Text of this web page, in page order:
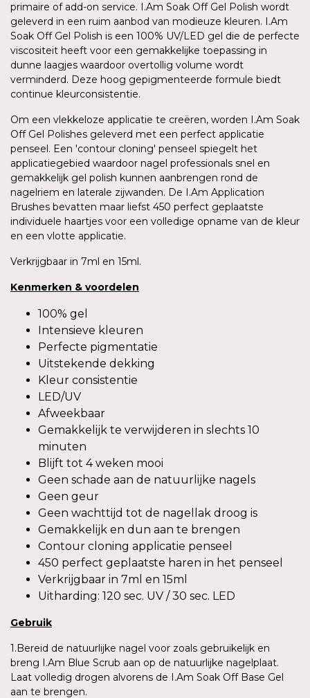
primaire of add-on service. I.Am Soak Off Gel Polish wordt
geleverd in een ruim aanbod van modieuze kleuren. I.Am
Soak Off Gel Polish is een 100% UV/LED gel die de perfecte
viscositeit heeft voor een gemakkelijke toepassing in
dunne laagjes waardoor overtollig volume wordt
verminderd. Deze hoog gepigmenteerde formule biedt
continue kleurconsistentie.
Om een vlekkeloze applicatie te creëren, worden I.Am Soak
Off Gel Polishes geleverd met een perfect applicatie
penseel. Een 'contour cloning' penseel spiegelt het
applicatiegebied waardoor nagel professionals snel en
gemakkelijk gel polish kunnen aanbrengen rond de
nagelriem en laterale zijwanden. De I.Am Application
Brushes bevatten maar liefst 450 perfect geplaatste
individuele haartjes voor een volledige opname van de kleur
en een vlotte applicatie.
Verkrijgbaar in 7ml en 15ml.
Kenmerken & voordelen
100% gel
Intensieve kleuren
Perfecte pigmentatie
Uitstekende dekking
Kleur consistentie
LED/UV
Afweekbaar
Gemakkelijk te verwijderen in slechts 10
minuten
Blijft tot 4 weken mooi
Geen schade aan de natuurlijke nagels
Geen geur
Geen wachttijd tot de nagellak droog is
Gemakkelijk en dun aan te brengen
Contour cloning applicatie penseel
450 perfect geplaatste haren in het penseel
Verkrijgbaar in 7ml en 15ml
Uitharding: 120 sec. UV / 30 sec. LED
Gebruik
1.Bereid de natuurlijke nagel voor zoals gebruikelijk en
breng I.Am Blue Scrub aan op de natuurlijke nagelplaat.
Laat volledig drogen alvorens de I.Am Soak Off Base Gel
aan te brengen.